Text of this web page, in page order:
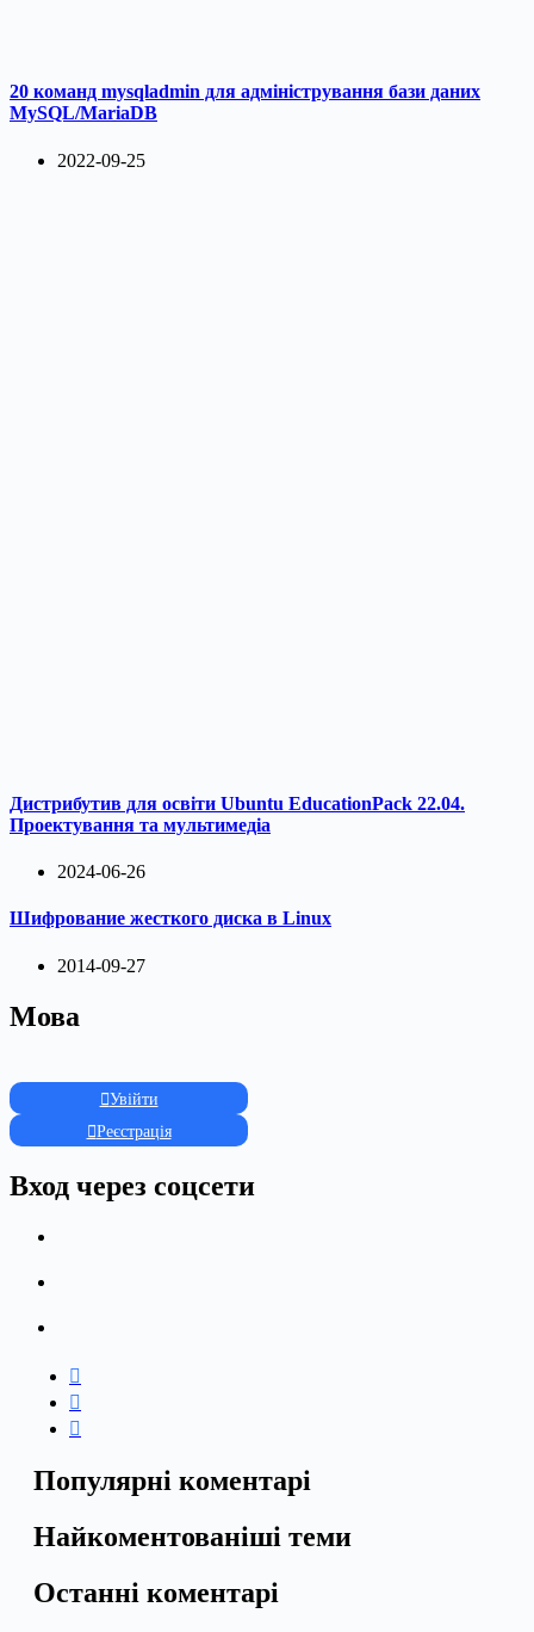
20 команд mysqladmin для адміністрування бази даних
MySQL/MariaDB
2022-09-25
Дистрибутив для освіти Ubuntu EducationPack 22.04.
Проектування та мультимедіа
2024-06-26
Шифрование жесткого диска в Linux
2014-09-27
Мова
Увійти
Реєстрація
Вход через соцсети
Популярні коментарі
Найкоментованіші теми
Останні коментарі